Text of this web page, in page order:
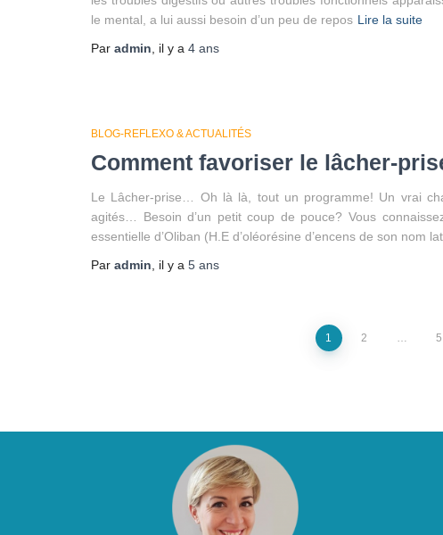
le mental, a lui aussi besoin d’un peu de repos Lire la suite
Par admin , il y a 4 ans
BLOG-REFLEXO & ACTUALITÉS
Comment favoriser le lâcher-
Le Lâcher-prise… Oh là là, tout un programme! Un vrai
agités… Besoin d’un petit coup de pouce? Vous
essentielle d’Oliban (H.E d’oléorésine d’encens de son nom
Par admin , il y a 5 ans
publications
1 2 … 5